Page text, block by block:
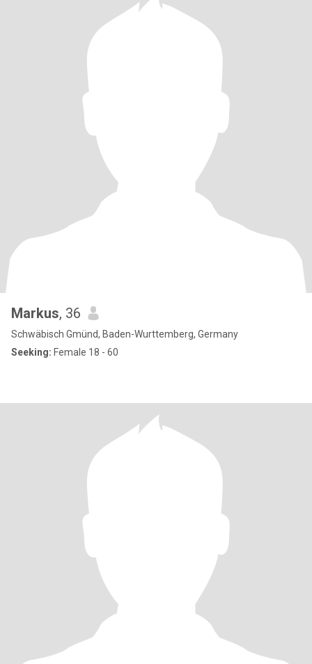
Markus, 36
Schwäbisch Gmünd, Baden-Wurttemberg, Germany
Seeking: Female 18 - 60